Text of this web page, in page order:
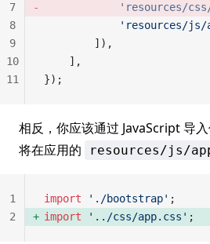
'resources/
'resources/js/
        ]),
    ],
});
7
8
9
10
11
相反，你应该通过 JavaScript 导
将在应用的
resources/js/
import './bootstrap' ;
import '../css/app.css' ;
1
2